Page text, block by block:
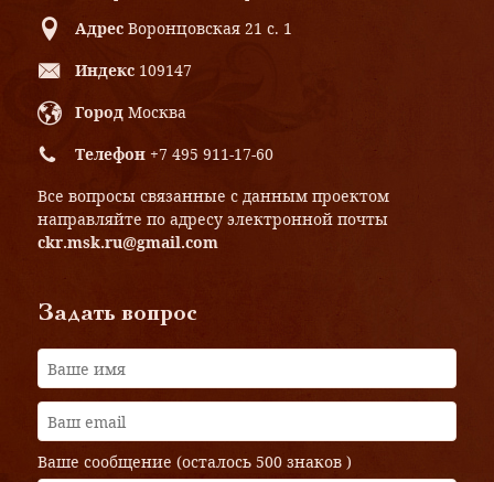
Адрес Воронцовская 21 с. 1
Индекс 109147
Город Москва
Телефон +7 495 911-17-60
Все вопросы связанные с данным проектом
направляйте по адресу электронной почты
ckr.msk.ru@gmail.com
Задать вопрос
Ваше сообщение (осталось 500 знаков )